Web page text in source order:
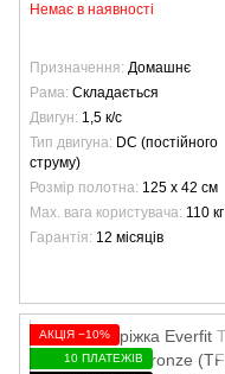
Немає в наявності
Призначення Домашнє
Рама Складається
Двигун 1,5 к/с
Тип двигуна DC (постійного
струму)
Розмір полотна 125 х 42 см
Max. вага користувача 110 кг
Гарантія 12 місяців
АКЦІЯ −10%
10 ПЛАТЕЖІВ